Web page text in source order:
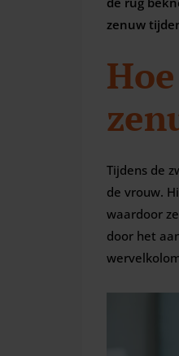
zenuw
Tijdens de
de vrouw.
waardoor
door het